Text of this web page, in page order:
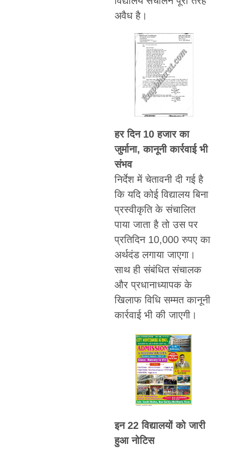
अवैध है।
हर दिन 10 हजार का
जुर्माना, कानूनी कार्रवाई भी
संभव
निर्देश में चेतावनी दी गई है
कि यदि कोई विद्यालय बिना
प्रस्वीकृति के संचालित
पाया जाता है तो उस पर
प्रतिदिन 10,000 रुपए का
अर्थदंड लगाया जाएगा।
साथ ही संबंधित संचालक
और प्रधानाध्यापक के
खिलाफ विधि सम्मत कानूनी
कार्रवाई भी की जाएगी।
इन 22 विद्यालयों को जारी
हुआ नोटिस